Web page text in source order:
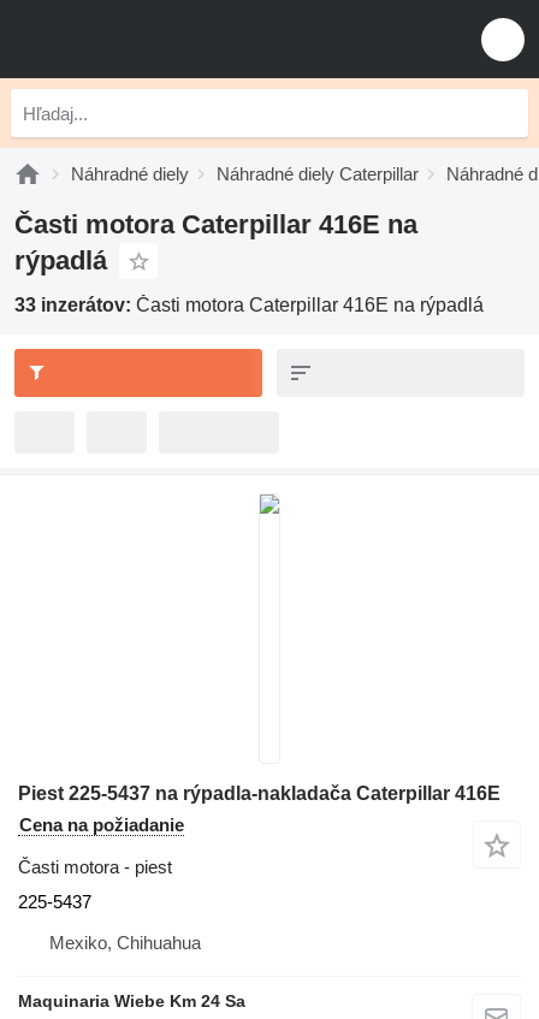
Náhradné diely Náhradné diely Caterpillar Náhradné
Časti motora Caterpillar 416E na
rýpadlá
33 inzerátov: Časti motora Caterpillar 416E na rýpadlá
Piest 225-5437 na rýpadla-nakladača Caterpillar 416E
Cena na požiadanie
Časti motora - piest
225-5437
Mexiko, Chihuahua
Maquinaria Wiebe Km 24 Sa